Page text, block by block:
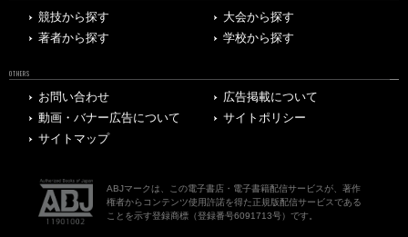
競技から探す
大会から探す
著者から探す
学校から探す
OTHERS
お問い合わせ
広告掲載について
動画・バナー広告について
サイトポリシー
サイトマップ
ABJマークは、この電子書店・電子書籍配信サービスが、著作
権者からコンテンツ使用許諾を得た正規版配信サービスである
ことを示す登録商標（登録番号6091713号）です。